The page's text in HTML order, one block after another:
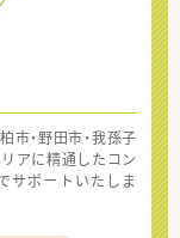
市・野田市・我孫子
アに精通したコン
サポートいたしま